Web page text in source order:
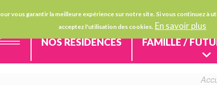
vous garantir la meilleure expérience sur notre site. Si vous continuez à
acceptez l'utilisation des cookies. En savoir plus
au
principal
IFSI/IFAS FAIRE UN DON
NOS RÉSIDENCES FAMILLE /